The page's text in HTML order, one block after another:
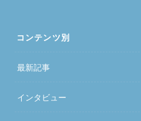
コンテンツ別
最新記事
インタビュー